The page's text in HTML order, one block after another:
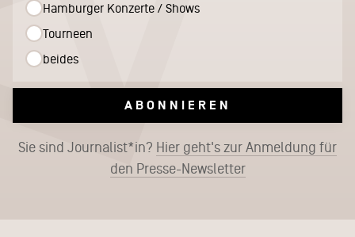
Hamburger Konzerte / Shows
Tourneen
beides
ABONNIEREN
Sie sind Journalist*in? Hier geht's zur Anmeldung für
den Presse-Newsletter